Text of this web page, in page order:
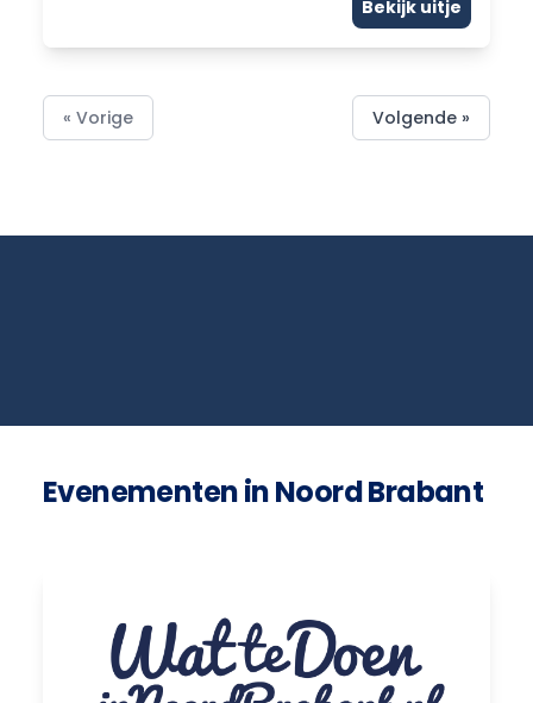
Bekijk uitje
« Vorige Volgende »
Evenementen in Noord Brabant